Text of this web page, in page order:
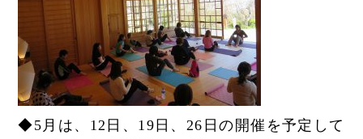
◆5月は、12日、19日、26日の開催を予定して